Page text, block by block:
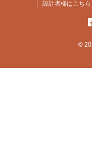
設計者様はこちら
©